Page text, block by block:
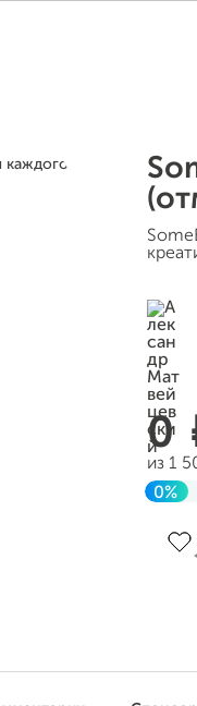
0
из 1
0%